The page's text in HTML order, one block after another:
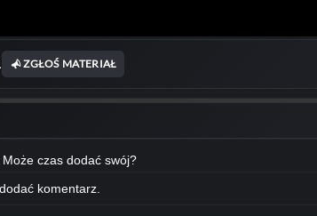
ZGŁOŚ MATERIAŁ
czas dodać swój?
komentarz.